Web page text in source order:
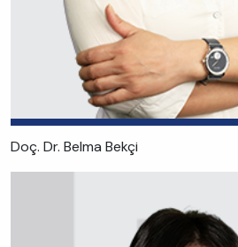
Doç. Dr. Belma Bekçi